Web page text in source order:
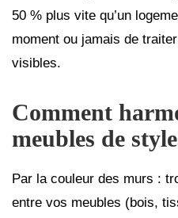
50 % plus vite qu’un
moment ou jamais de
visibles.
Comment
meubles de
Par la couleur des murs :
entre vos meubles (bois,